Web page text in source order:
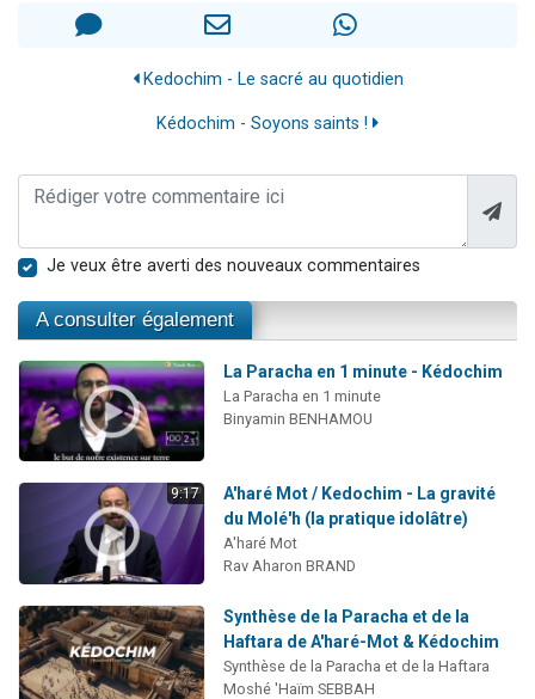
Kedochim - Le sacré au quotidien
Kédochim - Soyons saints !
Je veux être averti des nouveaux commentaires
A consulter également
La Paracha en 1 minute - Kédochim
La Paracha en 1 minute
Binyamin BENHAMOU
9:17
A'haré Mot / Kedochim - La gravité
du Molé'h (la pratique idolâtre)
A'haré Mot
Rav Aharon BRAND
Synthèse de la Paracha et de la
Haftara de A'haré-Mot & Kédochim
Synthèse de la Paracha et de la Haftara
Moshé 'Haïm SEBBAH